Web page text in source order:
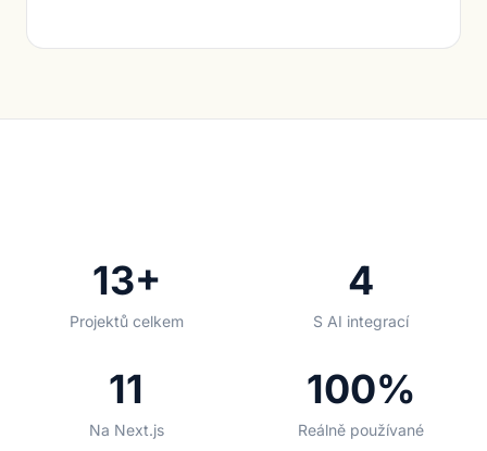
13+
Projektů celkem
4
S AI integrací
11
Na Next.js
100%
Reálně používané